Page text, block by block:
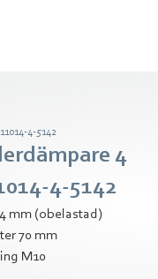
4-5142
4
4-5142
mm (obelastad)
70 mm
M10